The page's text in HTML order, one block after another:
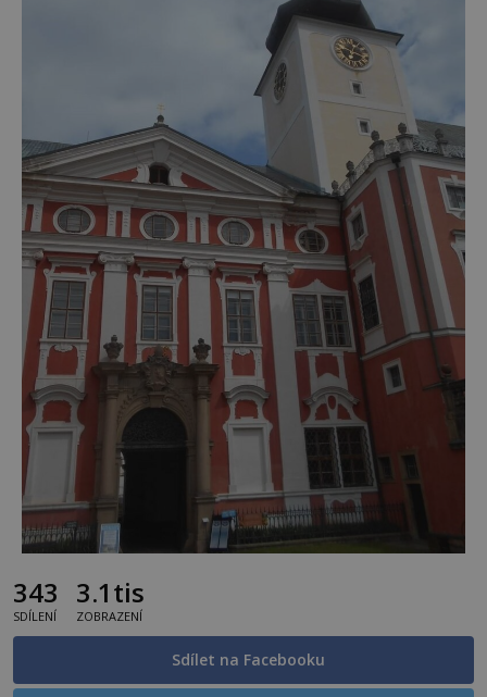
343
SDÍLENÍ
3.1tis
ZOBRAZENÍ
Sdílet na Facebooku